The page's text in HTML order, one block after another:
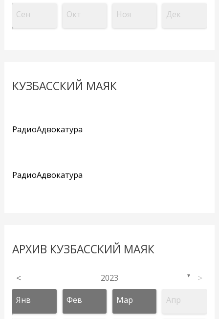
Сен Окт Ноя Дек
КУЗБАССКИЙ МАЯК
РадиоАдвокатура
РадиоАдвокатура
АРХИВ КУЗБАССКИЙ МАЯК
< 2023 ▼ >
Янв Фев Мар Апр